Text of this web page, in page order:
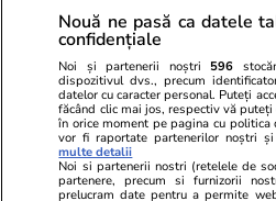
Oprea, psihoterapeută: „Să
dăm voie, pentru o perioadă,
nu fim permanent în modul
rezolvare a problemelor”
Știri România
Nouă ne pasă ca datele
confidențiale
Noi și partenerii noștri 596
dispozitivul dvs., precum
datelor cu caracter personal. Puteți
făcând clic mai jos, respectiv vă
în orice moment pe pagina cu
vor fi raportate partenerilor noștri
multe detalii
Noi si partenerii nostri (retelele de
partenere, precum si furnizorii
prelucram date pentru a permite